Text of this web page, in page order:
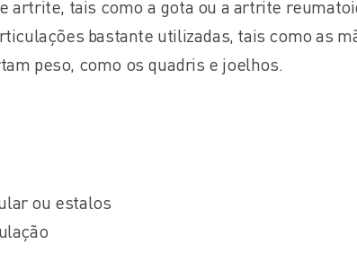
artrite, tais como a gota ou a artrite
bastante utilizadas, tais como as
peso, como os quadris e joelhos.
ou estalos